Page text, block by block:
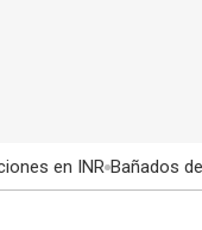
en INR Bañados